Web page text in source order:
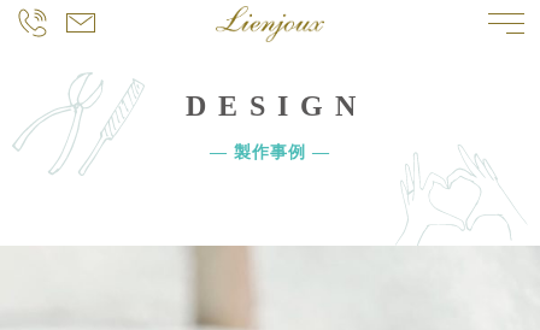
DESIGN
― 製作事例 ―